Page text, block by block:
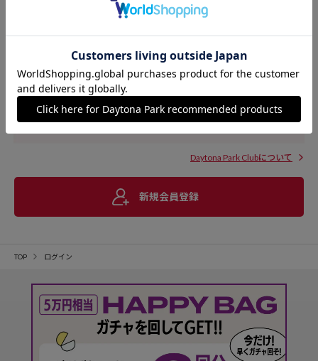
Daytona Park Clubについて
新規会員登録
TOP ログイン